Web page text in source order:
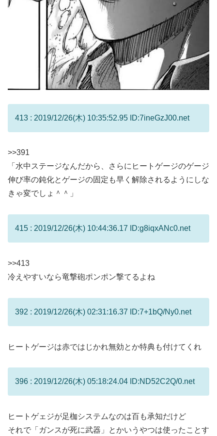
413 : 2019/12/26(木) 10:35:52.95 ID:7ineGzJ00.net
>>391
「水中ステージなんだから、さらにヒートゲージのゲージ
伸び率の鈍化とゲージの固定も早く解除されるようにしな
きゃ変でしょ＾＾」
415 : 2019/12/26(木) 10:44:36.17 ID:g8iqxANc0.net
>>413
冷えやすいなら竜撃砲ポンポン撃てるよね
392 : 2019/12/26(木) 02:31:16.37 ID:7+1bQ/Ny0.net
ヒートゲージは赤ではじかれ無効とか特典も付けてくれ
396 : 2019/12/26(木) 05:18:24.04 ID:ND52C2Q/0.net
ヒートゲェジが足枷システムなのは百も承知だけど
それで「ガンスが死に武器」とかいうやつは使ったことす